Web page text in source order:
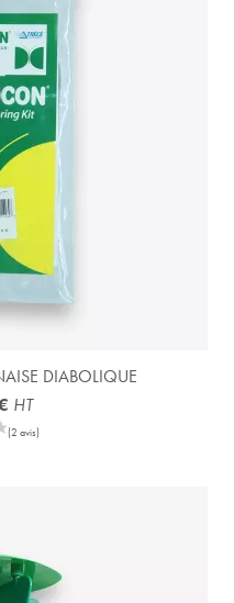
DIABOLIQUE
HT